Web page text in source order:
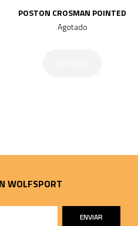
POSTON CROSMAN POINTED
Agotado
WOLFSPORT
ENVIAR